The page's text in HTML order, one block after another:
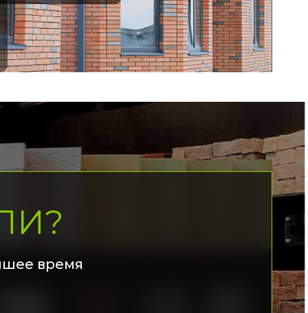
время